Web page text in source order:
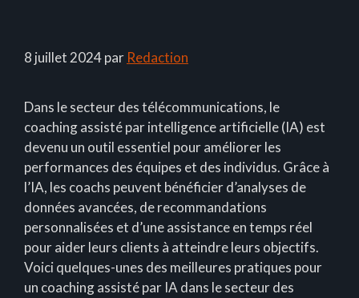
8 juillet 2024par Redaction
Dans le secteur des télécommunications, le
coaching assisté par intelligence artificielle (IA) est
devenu un outil essentiel pour améliorer les
performances des équipes et des individus. Grâce à
l’IA, les coachs peuvent bénéficier d’analyses de
données avancées, de recommandations
personnalisées et d’une assistance en temps réel
pour aider leurs clients à atteindre leurs objectifs.
Voici quelques-unes des meilleures pratiques pour
un coaching assisté par IA dans le secteur des